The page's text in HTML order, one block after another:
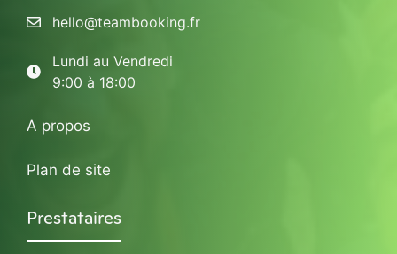
hello@teambooking.fr
Lundi au Vendredi
9:00 à 18:00
A propos
Plan de site
Prestataires